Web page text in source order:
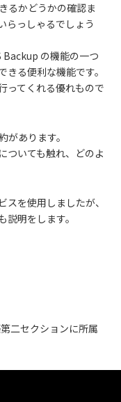
るかどうかの確認ま
らっしゃるでしょう
Backup の機能の一つ
る便利な機能です。
ってくれる優れもので
あります。
ついても触れ、どのよ
を使用しましたが、
明をします。
二セクションに所属